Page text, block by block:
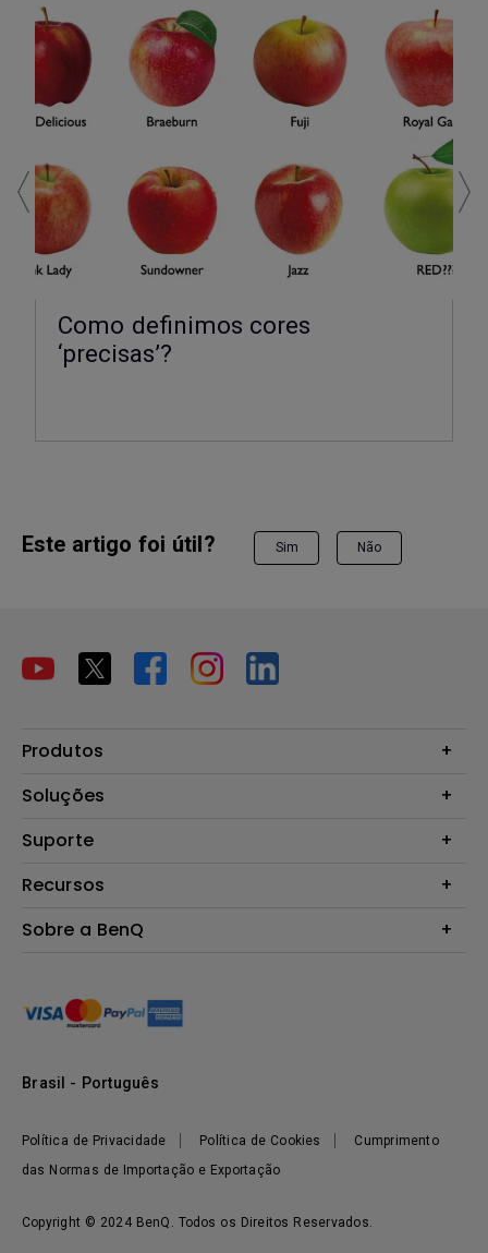
Como definimos cores
‘precisas’?
Este artigo foi útil? Sim Não
Produtos
Projetores
Telas Interativas
Soluções
B2B
Suporte
Perguntas Frequentes
Contato
Recursos
Calculadora de Distância (Projetores)
Sobre a BenQ
Responsabilidades
Notícias
Copyright © 2024 BenQ. Todos os Direitos Reservados.
Política de Privacidade Política de Cookies
Cumprimento
das Normas de Importação e Exportação
Brasil - Português